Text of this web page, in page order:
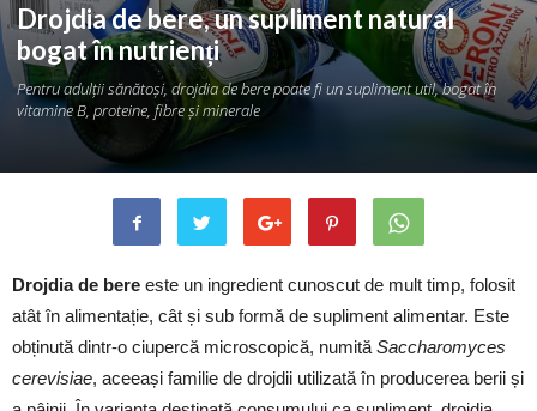
Drojdia de bere, un supliment natural
bogat în nutrienți
Pentru adulții sănătoși, drojdia de bere poate fi un supliment util, bogat în
vitamine B, proteine, fibre și minerale
Drojdia de bere este un ingredient cunoscut de mult timp, folosit
atât în alimentație, cât și sub formă de supliment alimentar. Este
obținută dintr-o ciupercă microscopică, numită Saccharomyces
cerevisiae, aceeași familie de drojdii utilizată în producerea berii și